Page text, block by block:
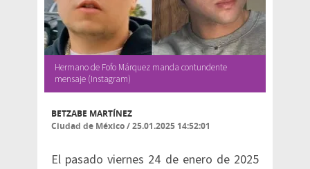
Hermano de Fofo Márquez manda contundente
mensaje (Instagram)
BETZABE MARTÍNEZ
Ciudad de México/25.01.2025 14:52:01
El pasado viernes 24 de enero de 2025